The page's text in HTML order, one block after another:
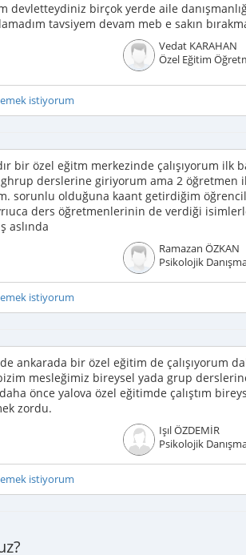
devletteydiniz birçok yerde aile
tavsiyem devam meb e sakın
Vedat KARAHAN
Özel Eğitim
istiyorum
bir özel eğitm merkezinde çalışıyorum ilk
derslerine giriyorum ama 2 öğretmen
sorunlu olduğuna kaant getirdiğim
ders öğretmenlerinin de verdiği
aslında
Ramazan ÖZKAN
Psikolojik
istiyorum
ankarada bir özel eğitim de çalışıyorum
mesleğimiz bireysel yada grup
önce yalova özel eğitimde çalıştım
zordu.
Işıl ÖZDEMİR
Psikolojik
istiyorum